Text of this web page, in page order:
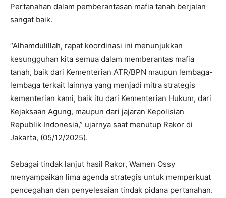
Pertanahan dalam pemberantasan mafia tanah berjalan
sangat baik.
‎“Alhamdulillah, rapat koordinasi ini menunjukkan
kesungguhan kita semua dalam memberantas mafia
tanah, baik dari Kementerian ATR/BPN maupun lembaga-
lembaga terkait lainnya yang menjadi mitra strategis
kementerian kami, baik itu dari Kementerian Hukum, dari
Kejaksaan Agung, maupun dari jajaran Kepolisian
Republik Indonesia,” ujarnya saat menutup Rakor di
Jakarta, (05/12/2025).
‎Sebagai tindak lanjut hasil Rakor, Wamen Ossy
menyampaikan lima agenda strategis untuk memperkuat
pencegahan dan penyelesaian tindak pidana pertanahan.